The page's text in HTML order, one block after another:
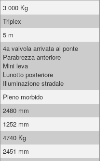
3 000 Kg
Triplex
5 m
4a valvola arrivata al ponte
Parabrezza anteriore
Mini leva
Lunotto posteriore
Illuminazione stradale
Pieno morbido
2480 mm
1252 mm
4740 Kg
2451 mm